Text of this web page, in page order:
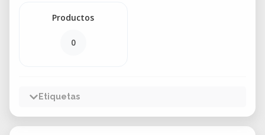
Productos
0
Etiquetas